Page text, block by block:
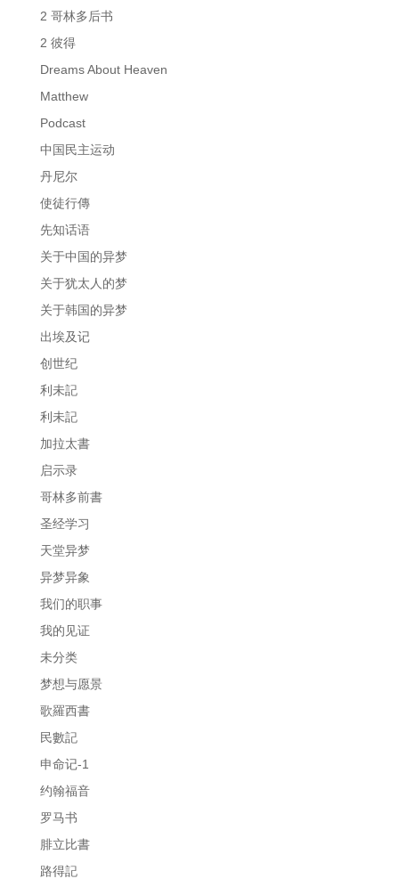
2 哥林多后书
2 彼得
Dreams About Heaven
Matthew
Podcast
中国民主运动
丹尼尔
使徒行傳
先知话语
关于中国的异梦
关于犹太人的梦
关于韩国的异梦
出埃及记
创世纪
利未記
利未記
加拉太書
启示录
哥林多前書
圣经学习
天堂异梦
异梦异象
我们的职事
我的见证
未分类
梦想与愿景
歌羅西書
民數記
申命记-1
约翰福音
罗马书
腓立比書
路得記